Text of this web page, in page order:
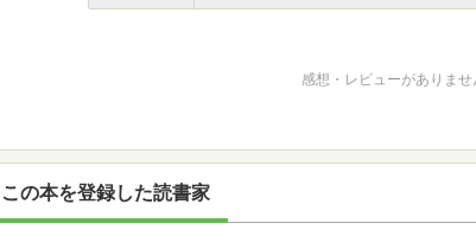
感想・レビューがありませ
この本を登録した読書家